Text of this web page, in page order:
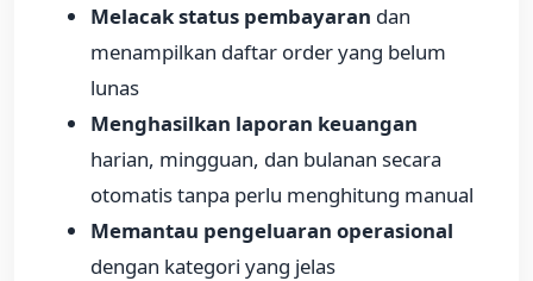
Melacak status pembayaran dan
menampilkan daftar order yang belum
lunas
Menghasilkan laporan keuangan
harian, mingguan, dan bulanan secara
otomatis tanpa perlu menghitung manual
Memantau pengeluaran operasional
dengan kategori yang jelas